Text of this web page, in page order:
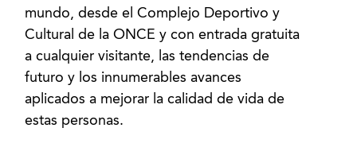
mundo, desde el Complejo Deportivo y
Cultural de la ONCE y con entrada gratuita
a cualquier visitante, las tendencias de
futuro y los innumerables avances
aplicados a mejorar la calidad de vida de
estas personas.